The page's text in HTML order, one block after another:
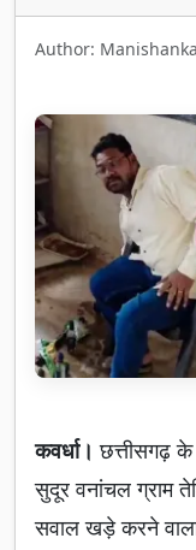
Author:
कवर्धा।छत्तीसगढ़
सुदूर वनांचल ग्राम
सवाल खड़े करने